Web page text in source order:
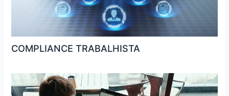
COMPLIANCE TRABALHISTA